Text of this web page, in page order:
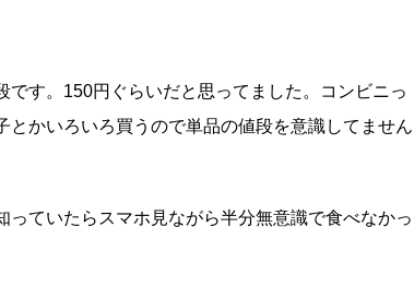
です。150円ぐらいだと思ってました。コンビニっ
とかいろいろ買うので単品の値段を意識してません
っていたらスマホ見ながら半分無意識で食べなかっ